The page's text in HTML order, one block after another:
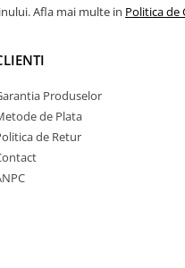
Afla mai multe in Politica
Produselor
de Plata
de Retur